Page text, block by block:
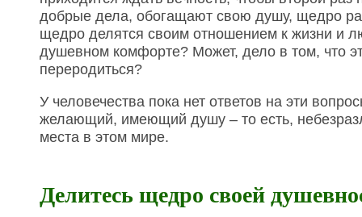
добрые дела, обогащают свою душу, щедро
щедро делятся своим отношением к жизни и
душевном комфорте? Может, дело в том, что
переродиться?
У человечества пока нет ответов на эти
желающий, имеющий душу – то есть,
места в этом мире.
Делитесь щедро своей